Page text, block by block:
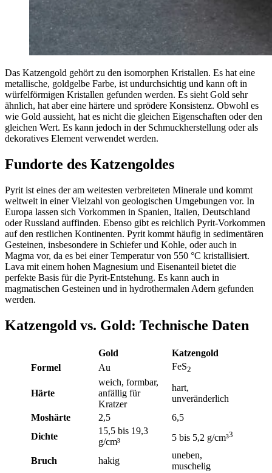
Das Katzengold gehört zu den isomorphen Kristallen. Es hat eine
metallische, goldgelbe Farbe, ist undurchsichtig und kann oft in
würfelförmigen Kristallen gefunden werden. Es sieht Gold sehr
ähnlich, hat aber eine härtere und sprödere Konsistenz. Obwohl es
wie Gold aussieht, hat es nicht die gleichen Eigenschaften oder den
gleichen Wert. Es kann jedoch in der Schmuckherstellung oder als
dekoratives Element verwendet werden.
Fundorte des Katzengoldes
Pyrit ist eines der am weitesten verbreiteten Minerale und kommt
weltweit in einer Vielzahl von geologischen Umgebungen vor. In
Europa lassen sich Vorkommen in Spanien, Italien, Deutschland
oder Russland auffinden. Ebenso gibt es reichlich Pyrit-Vorkommen
auf den restlichen Kontinenten. Pyrit kommt häufig in sedimentären
Gesteinen, insbesondere in Schiefer und Kohle, oder auch in
Magma vor, da es bei einer Temperatur von 550 °C kristallisiert.
Lava mit einem hohen Magnesium und Eisenanteil bietet die
perfekte Basis für die Pyrit-Entstehung. Es kann auch in
magmatischen Gesteinen und in hydrothermalen Adern gefunden
werden.
Katzengold vs. Gold: Technische Daten
Gold
Katzengold
Formel
Au FeS2
Härte
weich, formbar,
anfällig für
Kratzer
hart,
unveränderlich
Moshärte
2,5
6,5
Dichte
15,5 bis 19,3
g/cm³
5 bis 5,2 g/cm³3
Bruch hakig
uneben,
muschelig